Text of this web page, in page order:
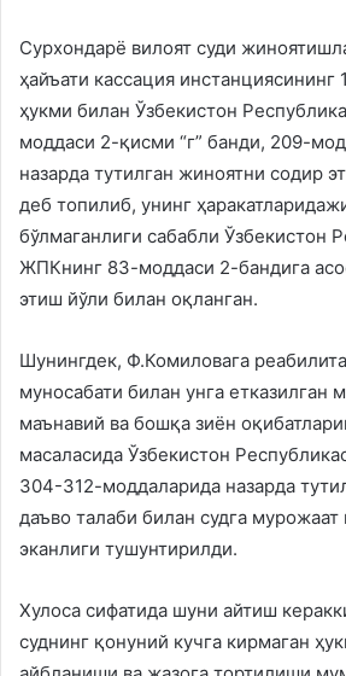
Сурхондарё вилоят суди
ҳайъати кассация инстанциясининг
ҳукми билан Ўзбекистон
моддаси 2-қисми “г” банди, 209-
назарда тутилган жиноятни содир
деб топилиб, унинг
бўлмаганлиги сабабли Ўзбекистон
ЖПКнинг 83-моддаси 2-бандига
этиш йўли билан оқланган.
Шунингдек, Ф.Комиловага
муносабати билан унга етказилган
маънавий ва бошқа зиён
масаласида Ўзбекистон
304-312-моддаларида назарда
даъво талаби билан судга
эканлиги тушунтирилди.
Хулоса сифатида шуни айтиш
суднинг қонуний кучга кирмаган